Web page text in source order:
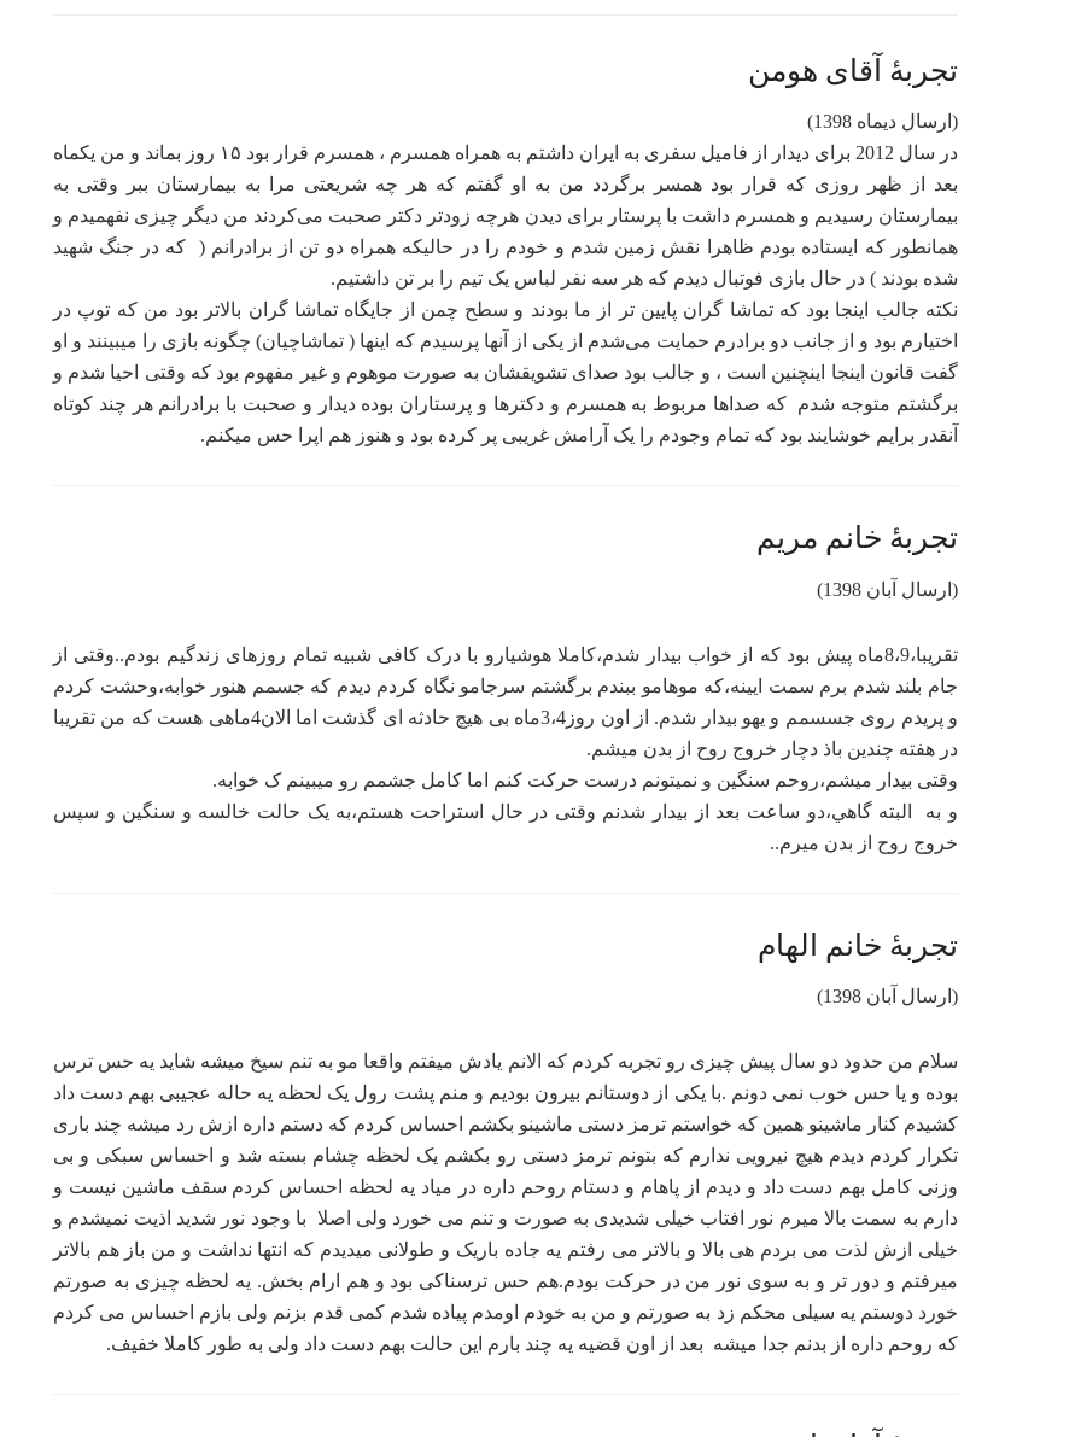
تجربۀ آقای هومن
(ارسال دیماه 1398)
در سال 2012 برای دیدار از فامیل سفری به ایران داشتم به همراه همسرم ، همسرم قرار بود ۱۵ روز بماند و من یکماه‌
بعد از ظهر روزی که قرار بود همسر برگردد من به او گفتم که هر چه شریعتی مرا به بیمارستان ببر وقتی به
بیمارستان رسیدیم و همسرم داشت با پرستار برای دیدن هرچه زودتر دکتر صحبت می‌کردند من دیگر چیزی نفهمیدم و
همانطور که ایستاده بودم ظاهرا نقش زمین شدم و خودم را در حالیکه همراه دو تن از برادرانم ( که در جنگ شهید
شده بودند ) در حال بازی فوتبال دیدم که هر سه نفر لباس یک تیم را بر تن داشتیم.
نکته جالب اینجا بود که تماشا گران پایین تر از ما بودند و سطح چمن از جایگاه تماشا گران بالاتر بود من که توپ در
اختیارم بود و از جانب دو برادرم حمایت می‌شدم از یکی از آنها پرسیدم که اینها ( تماشاچیان) چگونه بازی را میبینند و او
گفت قانون اینجا اینچنین است ، و جالب بود صدای تشویقشان به صورت موهوم و غیر مفهوم بود که وقتی احیا شدم و
برگشتم متوجه شدم که صداها مربوط به همسرم و دکترها و پرستاران بوده دیدار و صحبت با برادرانم هر چند کوتاه
آنقدر برایم خوشایند بود که تمام وجودم را یک آرامش غریبی پر کرده بود و هنوز هم اپرا حس میکنم.
تجربۀ خانم مریم
(ارسال آبان 1398)
تقریبا،8،9ماه پیش بود که از خواب بیدار شدم،کاملا هوشیارو با درک کافی شبیه تمام روزهای زندگیم بودم..وقتی از
جام بلند شدم برم سمت ایینه،که موهامو ببندم برگشتم سرجامو نگاه کردم دیدم که جسمم هنور خوابه،وحشت کردم
و پریدم روی جسسمم و یهو بیدار شدم. از اون روز3،4ماه بی هیچ حادثه ای گذشت اما الان4ماهی هست که من تقریبا
در هفته چندین باذ دچار خروج روح از بدن میشم.
وقتی بیدار میشم،روحم سنگین و نمیتونم درست حرکت کنم اما کامل جشمم رو میبینم ک خوابه.
و به البته گاهي،دو ساعت بعد از بیدار شدنم وقتی در حال استراحت هستم،به یک حالت خالسه و سنگین و سپس
خروج روح از بدن میرم..
تجربۀ خانم الهام
(ارسال آبان 1398)
سلام من حدود دو سال پیش چیزی رو تجربه کردم که الانم یادش میفتم واقعا مو به تنم سیخ میشه شاید یه حس ترس
بوده و یا حس خوب نمی دونم .با یکی از دوستانم بیرون بودیم و منم پشت رول یک لحظه یه حاله عجیبی بهم دست داد
کشیدم کنار ماشینو همین که خواستم ترمز دستی ماشینو بکشم احساس کردم که دستم داره ازش رد میشه چند باری
تکرار کردم دیدم هیچ نیرویی ندارم که بتونم ترمز دستی رو بکشم یک لحظه چشام بسته شد و احساس سبکی و بی
وزنی کامل بهم دست داد و دیدم از پاهام و دستام روحم داره در میاد یه لحظه احساس کردم سقف ماشین نیست و
دارم به سمت بالا میرم نور افتاب خیلی شدیدی به صورت و تنم می خورد ولی اصلا با وجود نور شدید اذیت نمیشدم و
خیلی ازش لذت می بردم هی بالا و بالاتر می رفتم یه جاده باریک و طولانی میدیدم که انتها نداشت و من باز هم بالاتر
میرفتم و دور تر و به سوی نور من در حرکت بودم.هم حس ترسناکی بود و هم ارام بخش. یه لحظه چیزی به صورتم
خورد دوستم یه سیلی محکم زد به صورتم و من به خودم اومدم پیاده شدم کمی قدم بزنم ولی بازم احساس می کردم
که روحم داره از بدنم جدا میشه بعد از اون قضیه یه چند بارم این حالت بهم دست داد ولی به طور کاملا خفیف.